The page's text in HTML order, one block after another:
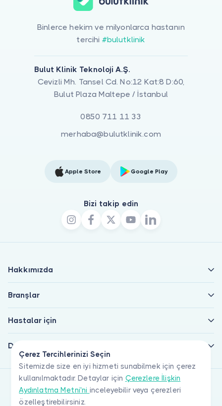
Çerez Tercihlerinizi Seçin
Sitemizde size en iyi hizmeti sunabilmek için çerez
kullanılmaktadır. Detaylar için Çerezlere İlişkin
Aydınlatma Metni'ni inceleyebilir veya çerezleri
özelleştirebilirsiniz.
Binlerce hekim ve milyonlarca hastanın
tercihi #bulutklinik
Bulut Klinik Teknoloji A.Ş.
Cevizli Mh. Tansel Cd. No:12 Kat:8 D:60,
Bulut Plaza Maltepe / İstanbul
0850 711 11 33
merhaba@bulutklinik.com
Apple Store Google Play
Bizi takip edin
Hakkımızda
Branşlar
Hastalar için
Doktorlar için